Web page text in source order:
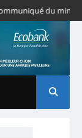
du ministre